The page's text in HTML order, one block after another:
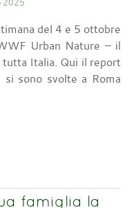
del 4 e 5 ottobre
Urban Nature – il
tutta Italia. Qui il report
sono svolte a Roma
famiglia la